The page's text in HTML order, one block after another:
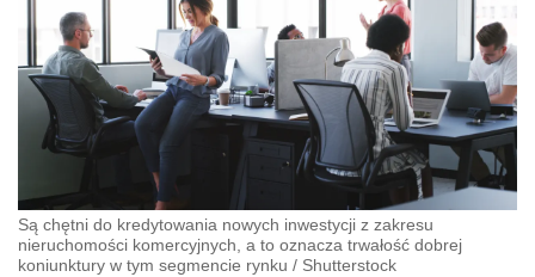
Są chętni do kredytowania nowych inwestycji z zakresu
nieruchomości komercyjnych, a to oznacza trwałość dobrej
koniunktury w tym segmencie rynku / Shutterstock